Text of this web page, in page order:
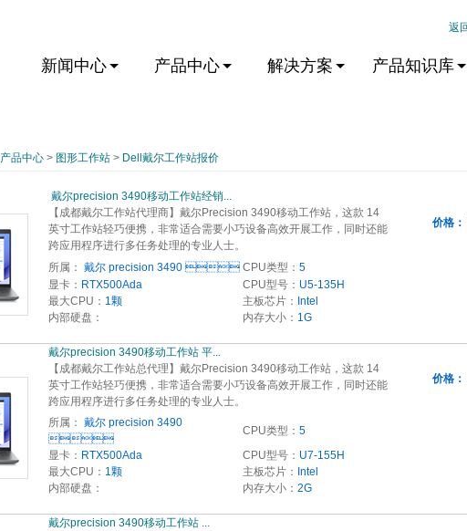
返
新闻中心 产品中心 解决方案 产品知识库
产品中心 > 图形工作站 > Dell戴尔工作站报价
 戴尔precision 3490移动工作站经销...
价格：
【成都戴尔工作站代理商】戴尔Precision 3490移动工作站，这款 14
英寸工作站轻巧便携，非常适合需要小巧设备高效开展工作，同时还能
跨应用程序进行多任务处理的专业人士。
所属： 戴尔 precision 3490  CPU类型： 5
显卡： RTX500Ada CPU型号： U5-135H
最大CPU： 1颗 主板芯片： Intel
内部硬盘：
内存大小： 1G
戴尔precision 3490移动工作站 平... 
价格：
【成都戴尔工作站总代理】戴尔Precision 3490移动工作站，这款 14
英寸工作站轻巧便携，非常适合需要小巧设备高效开展工作，同时还能
跨应用程序进行多任务处理的专业人士。
所属： 戴尔 precision 3490

CPU类型： 5
显卡： RTX500Ada CPU型号： U7-155H
最大CPU： 1颗 主板芯片： Intel
内部硬盘：
内存大小： 2G
戴尔precision 3490移动工作站 ...  